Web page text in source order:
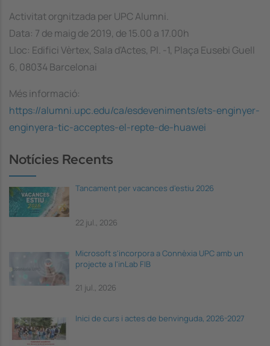
Activitat orgnitzada per UPC Alumni.
Data: 7 de maig de 2019, de 15.00 a 17.00h
Lloc: Edifici Vèrtex, Sala d'Actes, Pl. -1, Plaça Eusebi Guell
6, 08034 Barcelonai
Més informació:
https://alumni.upc.edu/ca/esdeveniments/ets-enginyer-
enginyera-tic-acceptes-el-repte-de-huawei
Notícies Recents
Tancament per vacances d'estiu 2026
22 jul., 2026
Microsoft s'incorpora a Connèxia UPC amb un
projecte a l'inLab FIB
21 jul., 2026
Inici de curs i actes de benvinguda, 2026-2027